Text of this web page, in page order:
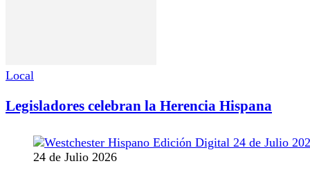
Local
Legisladores celebran la Herencia Hispana
24 de Julio 2026